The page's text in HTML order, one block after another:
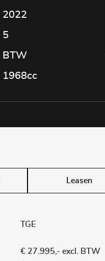
2022
5
BTW
1968cc
Leasen
TGE
€ 27.995,- excl. BTW